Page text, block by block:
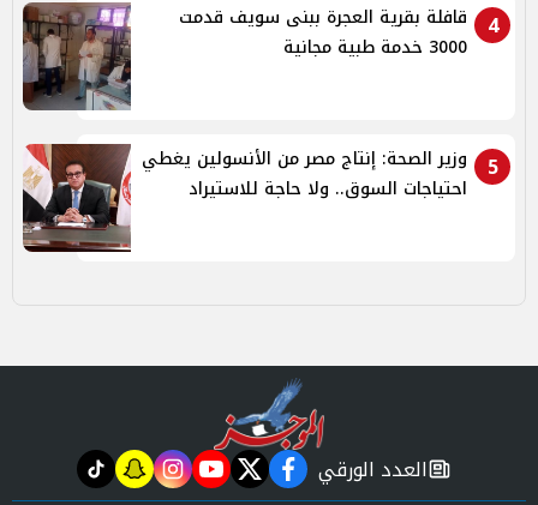
4
قافلة بقرية العجرة ببنى سويف قدمت
3000 خدمة طبية مجانية
5
وزير الصحة: إنتاج مصر من الأنسولين يغطي
احتياجات السوق.. ولا حاجة للاستيراد
newspaper
العدد الورقي facebook
twitter
youtube
instagram
snapchat
tiktok